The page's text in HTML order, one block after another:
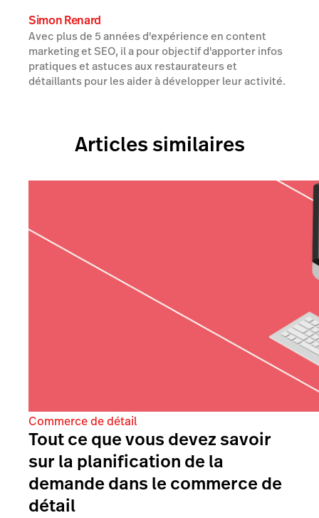
Simon Renard
Avec plus de 5 années d'expérience en content
marketing et SEO, il a pour objectif d'apporter infos
pratiques et astuces aux restaurateurs et
détaillants pour les aider à développer leur activité.
Articles similaires
Commerce de détail
Tout ce que vous devez savoir
sur la planification de la
demande dans le commerce de
détail